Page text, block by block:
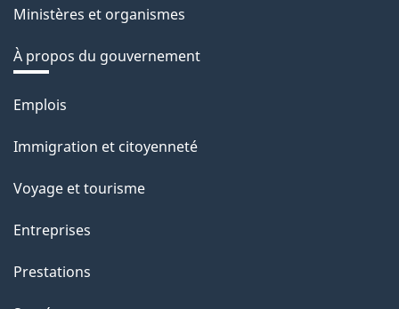
Ministères et organismes
À propos du gouvernement
Thèmes
sujets
Emplois
Immigration et citoyenneté
Voyage et tourisme
Entreprises
Prestations